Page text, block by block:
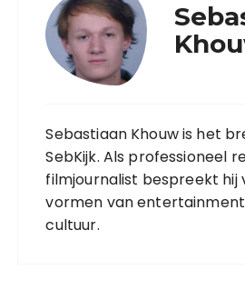
Sebastiaan Khouw is het
SebKijk. Als professioneel
filmjournalist bespreekt hij
vormen van
cultuur.